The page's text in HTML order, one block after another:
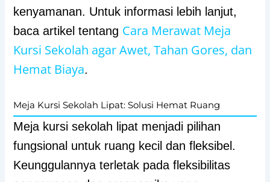
kenyamanan. Untuk informasi lebih lanjut,
baca artikel tentang Cara Merawat Meja
Kursi Sekolah agar Awet, Tahan Gores, dan
Hemat Biaya.
Meja Kursi Sekolah Lipat: Solusi Hemat Ruang
Meja kursi sekolah lipat menjadi pilihan
fungsional untuk ruang kecil dan fleksibel.
Keunggulannya terletak pada fleksibilitas